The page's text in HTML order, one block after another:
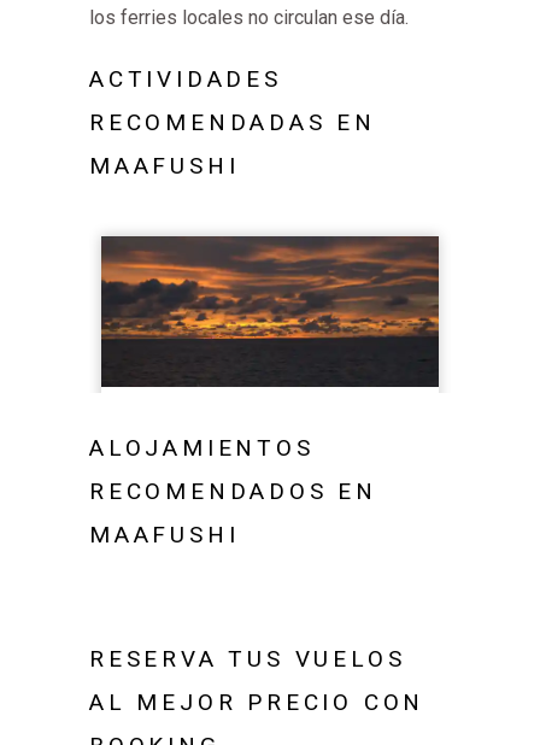
los ferries locales no circulan ese día.
ACTIVIDADES
RECOMENDADAS EN
MAAFUSHI
ALOJAMIENTOS
RECOMENDADOS EN
MAAFUSHI
RESERVA TUS VUELOS
AL MEJOR PRECIO CON